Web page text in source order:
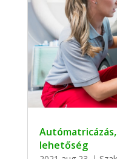
lehetőség